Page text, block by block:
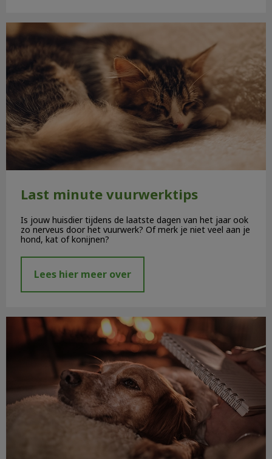
Last minute vuurwerktips
Last minute vuurwerktips
Is jouw huisdier tijdens de laatste dagen van het jaar ook
zo nerveus door het vuurwerk? Of merk je niet veel aan je
hond, kat of konijnen?
Lees hier meer over
Vuurwerkangst bij hond of kat